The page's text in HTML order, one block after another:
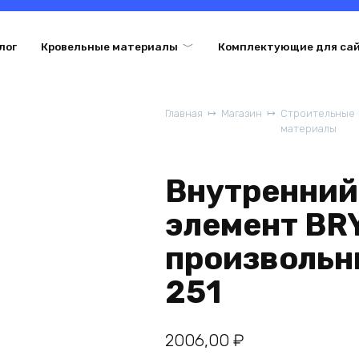
Кровельные материалы Комплектующие для
Главная Магазин
Строительные
материалы
элемент
251
2006,00 ₽